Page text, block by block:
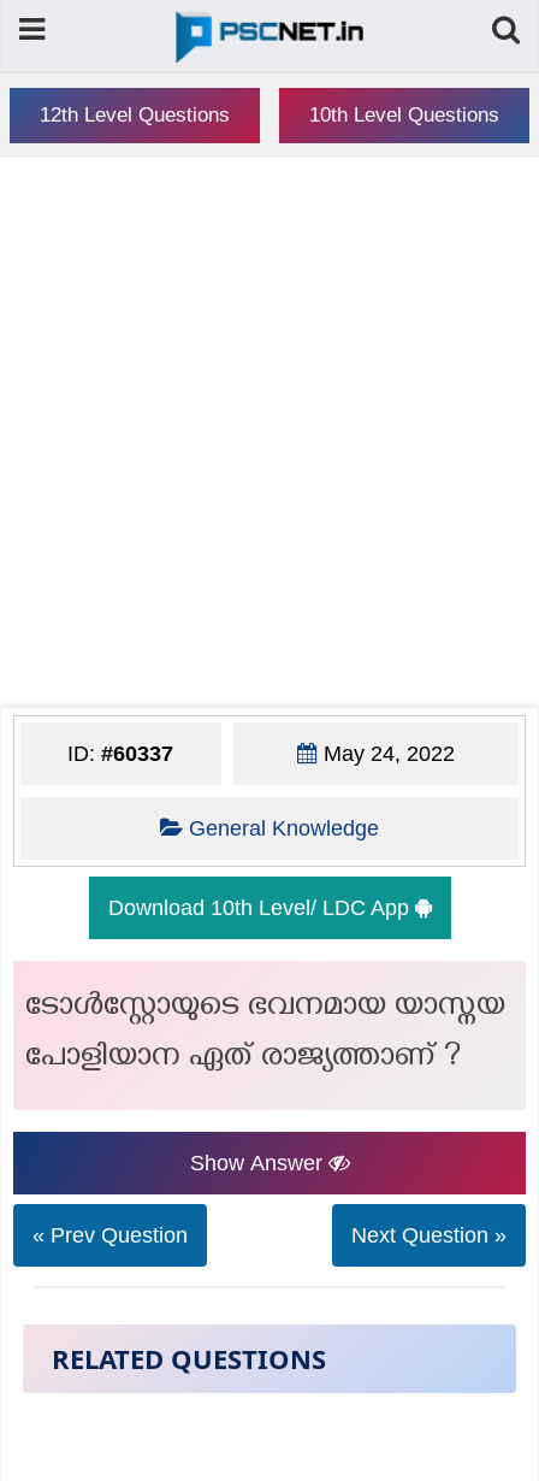
12th Level Questions 10th Level Questions
ID:#60337 May 24, 2022
General Knowledge
Download 10th Level/ LDC App
ടോൾസ്റ്റോയുടെ ഭവനമായ യാസ്നയ
പോളിയാന ഏത് രാജ്യത്താണ് ?
Show Answer
« Prev Question Next Question »
RELATED QUESTIONS